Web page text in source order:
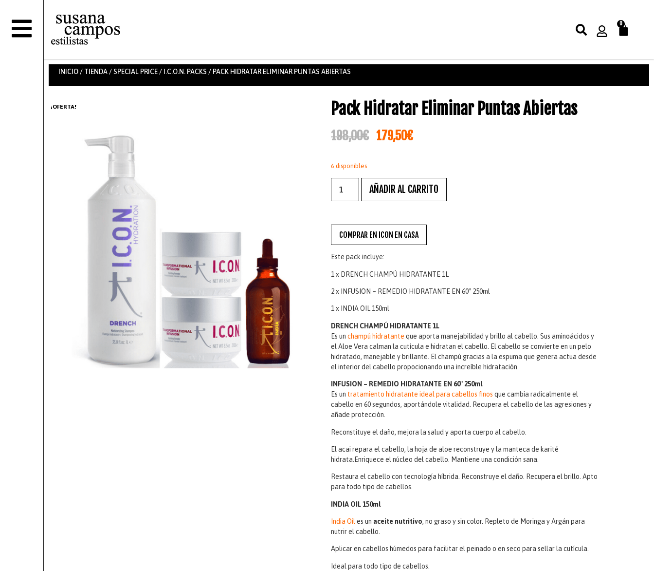
0
INICIO / TIENDA /SPECIAL PRICE / I.C.O.N. PACKS / PACK HIDRATAR ELIMINAR PUNTAS ABIERTAS
¡OFERTA! Pack Hidratar Eliminar Puntas Abiertas
198,00€ 179,50€
6 disponibles
AÑADIR AL CARRITO
COMPRAR EN ICON EN CASA
Este pack incluye:
1 x DRENCH CHAMPÚ HIDRATANTE 1L
2 x INFUSION – REMEDIO HIDRATANTE EN 60″ 250ml
1 x INDIA OIL 150ml
DRENCH CHAMPÚ HIDRATANTE 1L
Es un champú hidratante que aporta manejabilidad y brillo al cabello. Sus aminoácidos y
el Aloe Vera calman la cutícula e hidratan el cabello. El cabello se convierte en un pelo
hidratado, manejable y brillante. El champú gracias a la espuma que genera actua desde
el interior del cabello propocionando una increíble hidratación.
INFUSION – REMEDIO HIDRATANTE EN 60″ 250ml
Es un tratamiento hidratante ideal para cabellos finos que cambia radicalmente el
cabello en 60 segundos, aportándole vitalidad. Recupera el cabello de las agresiones y
añade protección.
Reconstituye el daño, mejora la salud y aporta cuerpo al cabello.
El acai repara el cabello, la hoja de aloe reconstruye y la manteca de karité
hidrata.Enriquece el núcleo del cabello. Mantiene una condición sana.
Restaura el cabello con tecnología híbrida. Reconstruye el daño. Recupera el brillo. Apto
para todo tipo de cabellos.
INDIA OIL 150ml
India Oíl es un aceite nutritivo, no graso y sin color. Repleto de Moringa y Argán para
nutrir el cabello.
Aplicar en cabellos húmedos para facilitar el peinado o en seco para sellar la cutícula.
Ideal para todo tipo de cabellos.